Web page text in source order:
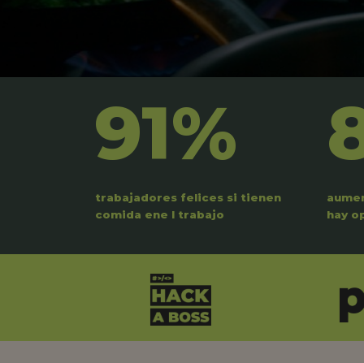
91%
trabajadores felices si tienen
comida ene l trabajo
hay